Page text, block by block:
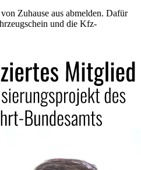
Zuhause aus abmelden. Dafür
und die Kfz-